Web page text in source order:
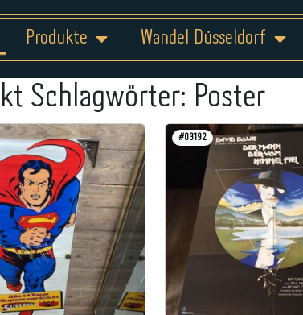
Produkte Wandel Düsseldorf
Schlagwörter: Poster
#03192